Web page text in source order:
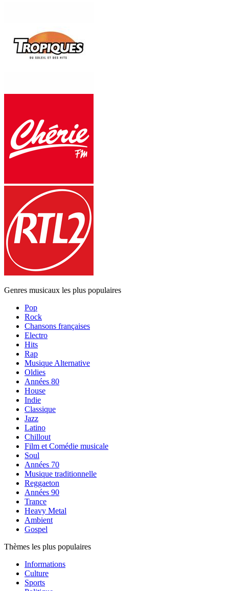
Genres musicaux les plus populaires
Pop
Rock
Chansons françaises
Electro
Hits
Rap
Musique Alternative
Oldies
Années 80
House
Indie
Classique
Jazz
Latino
Chillout
Film et Comédie musicale
Soul
Années 70
Musique traditionnelle
Reggaeton
Années 90
Trance
Heavy Metal
Ambient
Gospel
Thèmes les plus populaires
Informations
Culture
Sports